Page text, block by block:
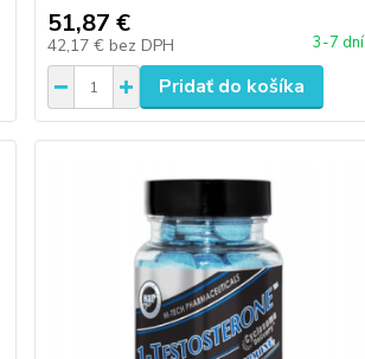
51,87 €
42,17 € bez DPH 3-7 dní
Pridať do košíka